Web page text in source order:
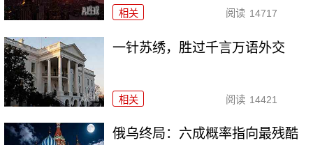
相关 阅读 14717
一针苏绣，胜过千言万语外交
相关 阅读 14421
俄乌终局：六成概率指向最残酷